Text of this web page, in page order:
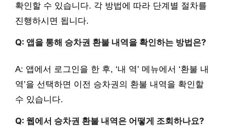
확인할 수 있습니다. 각 방법에 따라 단계별 절차를
진행하시면 됩니다.
Q: 앱을 통해 승차권 환불 내역을 확인하는 방법은?
A: 앱에서 로그인을 한 후, ‘내 역’ 메뉴에서 ‘환불 내
역’을 선택하면 이전 승차권의 환불 내역을 확인할
수 있습니다.
Q: 웹에서 승차권 환불 내역은 어떻게 조회하나요?